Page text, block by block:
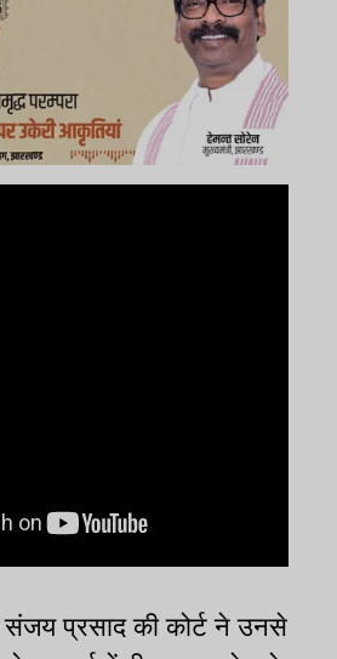
संजय प्रसाद की कोर्ट ने उनसे